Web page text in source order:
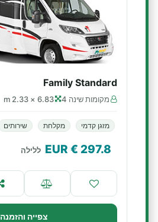
Family Standard
מקומות שינה 4 6.83 × 2.33 m
מזגן קדמי מקלחת שירותים
297.8
€ EUR ללילה
צפייה והזמנה